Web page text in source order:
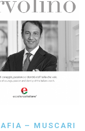
– MUSCARI